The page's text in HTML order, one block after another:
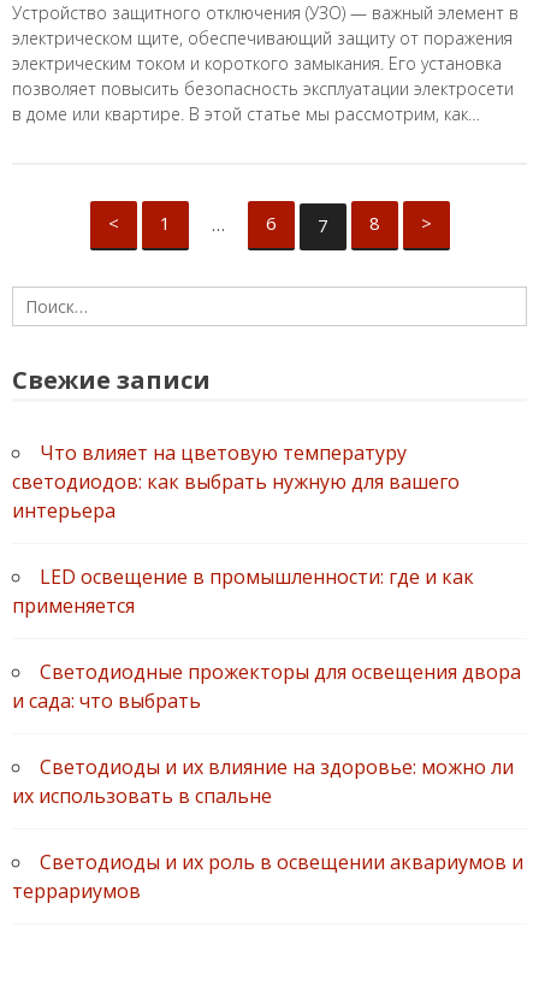
Устройство защитного отключения (УЗО) — важный элемент в
электрическом щите, обеспечивающий защиту от поражения
электрическим током и короткого замыкания. Его установка
позволяет повысить безопасность эксплуатации электросети
в доме или квартире. В этой статье мы рассмотрим, как…
Пагинация
записей
< Page
1 … Page
6 Page
7 Page
8 >
Найти:
Свежие записи
Что влияет на цветовую температуру
светодиодов: как выбрать нужную для вашего
интерьера
LED освещение в промышленности: где и как
применяется
Светодиодные прожекторы для освещения двора
и сада: что выбрать
Светодиоды и их влияние на здоровье: можно ли
их использовать в спальне
Светодиоды и их роль в освещении аквариумов и
террариумов